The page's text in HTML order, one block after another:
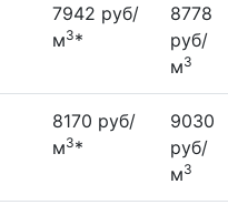
7942 руб/
м3*
8778
руб/
м3
8170 руб/
м3*
9030
руб/
м3